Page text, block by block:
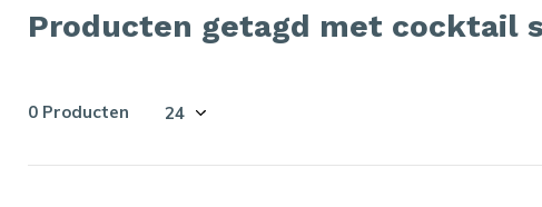
Producten getagd met cocktail
0 Producten